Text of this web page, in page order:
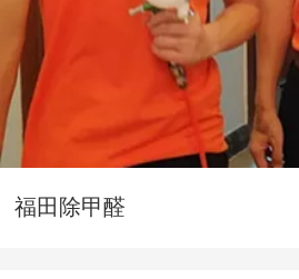
福田除甲醛